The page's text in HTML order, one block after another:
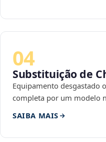
04
Substituição de
Equipamento desgastado
completa por um modelo
SAIBA MAIS